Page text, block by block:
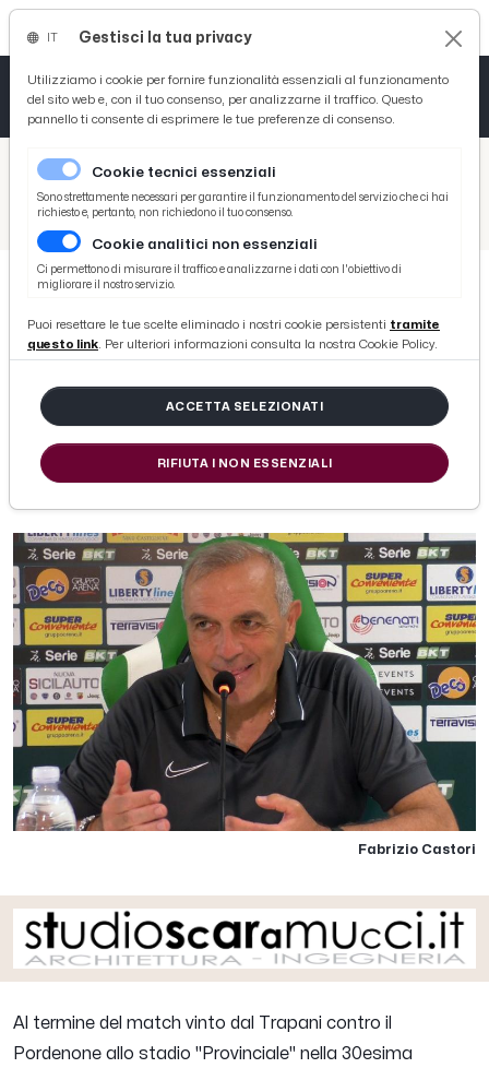
/ Picenotime
/ Serie B
/ Trapani-Pordenone 3-0, le voci di Castori e Tesser post gara
Trapani-Pordenone 3-0, le voci di
Castori e Tesser post gara
sabato 27 giugno 2020
Fabrizio Castori
Al termine del match vinto dal Trapani contro il
Pordenone allo stadio "Provinciale" nella 30esima
Gestisci la tua privacy
Utilizziamo i cookie per fornire funzionalità essenziali al funzionamento
del sito web e, con il tuo consenso, per analizzarne il traffico. Questo
pannello ti consente di esprimere le tue preferenze di consenso.
Cookie tecnici essenziali
Sono strettamente necessari per garantire il funzionamento del servizio che ci hai
richiesto e, pertanto, non richiedono il tuo consenso.
Cookie analitici non essenziali
Ci permettono di misurare il traffico e analizzarne i dati con l'obiettivo di
migliorare il nostro servizio.
Puoi resettare le tue scelte eliminado i nostri cookie persistenti tramite
questo link. Per ulteriori informazioni consulta la nostra Cookie Policy.
ACCETTA SELEZIONATI
RIFIUTA I NON ESSENZIALI
Tutto News
Tutto Sport
Basket
Ciclismo
Tutto Curiosità